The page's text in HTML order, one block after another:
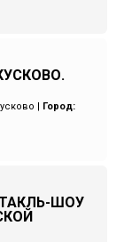
Город:
ШОУ